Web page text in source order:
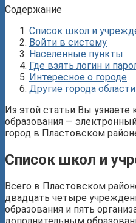
Содержание
Список школ и
Войти в систему
Населенные пункты
Где взять логин и
Интересное о городе
Другие города области
Из этой статьи Вы узнаете
образования —
город в Пластовском
Список школ и
Всего в Пластовском
двадцать четыре
образования и пять
дополнительным